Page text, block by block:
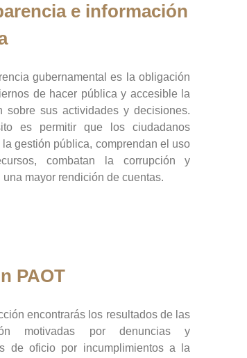
e información
gubernamental es la obligación
de hacer pública y accesible la
sobre sus actividades y decisiones.
es permitir que los ciudadanos
gestión pública, comprendan el uso
combatan la corrupción y
una mayor rendición de cuentas.
PAOT
encontrarás los resultados de las
motivadas por denuncias y
de oficio por incumplimientos a la